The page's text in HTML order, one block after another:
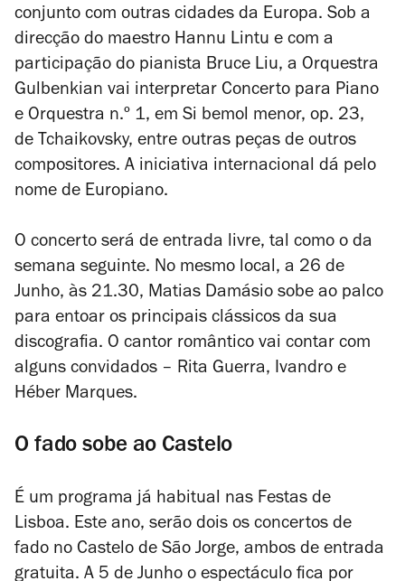
conjunto com outras cidades da Europa. Sob a
direcção do maestro Hannu Lintu e com a
participação do pianista Bruce Liu, a Orquestra
Gulbenkian vai interpretar Concerto para Piano
e Orquestra n.º 1, em Si bemol menor, op. 23,
de Tchaikovsky, entre outras peças de outros
compositores. A iniciativa internacional dá pelo
nome de Europiano.
O concerto será de entrada livre, tal como o da
semana seguinte. No mesmo local, a 26 de
Junho, às 21.30, Matias Damásio sobe ao palco
para entoar os principais clássicos da sua
discografia. O cantor romântico vai contar com
alguns convidados – Rita Guerra, Ivandro e
Héber Marques.
O fado sobe ao Castelo
É um programa já habitual nas Festas de
Lisboa. Este ano, serão dois os concertos de
fado no Castelo de São Jorge, ambos de entrada
gratuita. A 5 de Junho o espectáculo fica por